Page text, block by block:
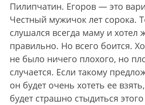
Пилипчатин. Егоров — это
Честный мужичок лет сорока.
слушался всегда маму и хотел
правильно. Но всего боится.
не было ничего плохого, но
случается. Если такому
он будет очень хотеть ее
будет страшно стыдиться